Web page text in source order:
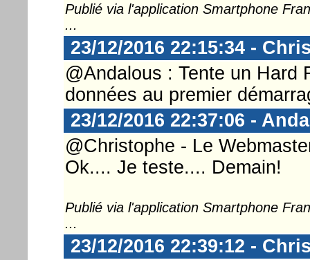
Publié via l'application Smartphone
...
23/12/2016 22:15:34 -
@Andalous : Tente un Hard
données au premier
23/12/2016 22:37:06 -
@Christophe - Le
Ok.... Je teste.... Demain!
Publié via l'application Smartphone
...
23/12/2016 22:39:12 -